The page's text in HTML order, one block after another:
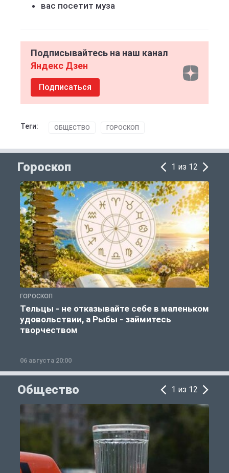
вас посетит муза
Подписывайтесь на наш канал
Яндекс Дзен
Подписаться
Теги: ОБЩЕСТВО ГОРОСКОП
Гороскоп 1 из 12
ГОРОСКОП
Тельцы - не отказывайте себе в маленьком
удовольствии, а Рыбы - займитесь
творчеством
06 августа 20:00
Общество 1 из 12